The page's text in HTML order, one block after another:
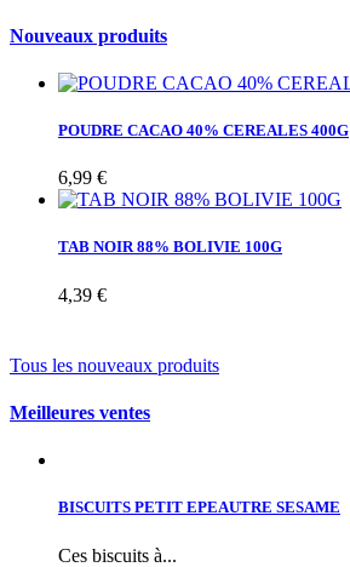
Nouveaux produits
POUDRE CACAO 40% CEREALES 400G
6,99 €
TAB NOIR 88% BOLIVIE 100G
4,39 €
Tous les nouveaux produits
Meilleures ventes
BISCUITS PETIT EPEAUTRE SESAME
Ces biscuits à...